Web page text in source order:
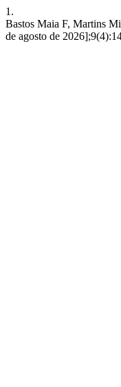
1.
Bastos Maia F, Martins
de agosto de